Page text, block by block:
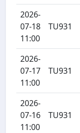
2026-
07-18
11:00
TU931
2026-
07-17
11:00
TU931
2026-
07-16
11:00
TU931